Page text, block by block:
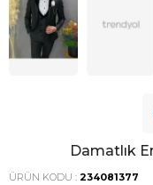
Damatlık
ÜRÜN KODU : 234081377